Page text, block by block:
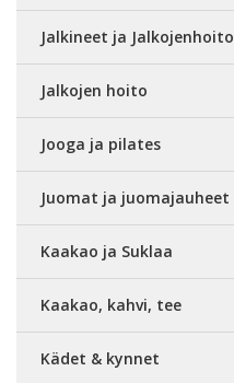
Jalkineet ja Jalkojenhoito
Jalkojen hoito
Jooga ja pilates
Juomat ja juomajauheet
Kaakao ja Suklaa
Kaakao, kahvi, tee
Kädet & kynnet